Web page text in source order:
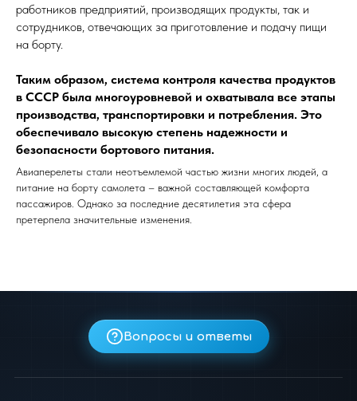
работников предприятий, производящих продукты, так и
сотрудников, отвечающих за приготовление и подачу пищи
на борту.
Таким образом, система контроля качества продуктов
в СССР была многоуровневой и охватывала все этапы
производства, транспортировки и потребления. Это
обеспечивало высокую степень надежности и
безопасности бортового питания.
Авиаперелеты стали неотъемлемой частью жизни многих людей, а
питание на борту самолета – важной составляющей комфорта
пассажиров. Однако за последние десятилетия эта сфера
претерпела значительные изменения.
Вопросы и ответы